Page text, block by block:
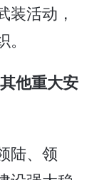
装活动，
他重大安
陆、领